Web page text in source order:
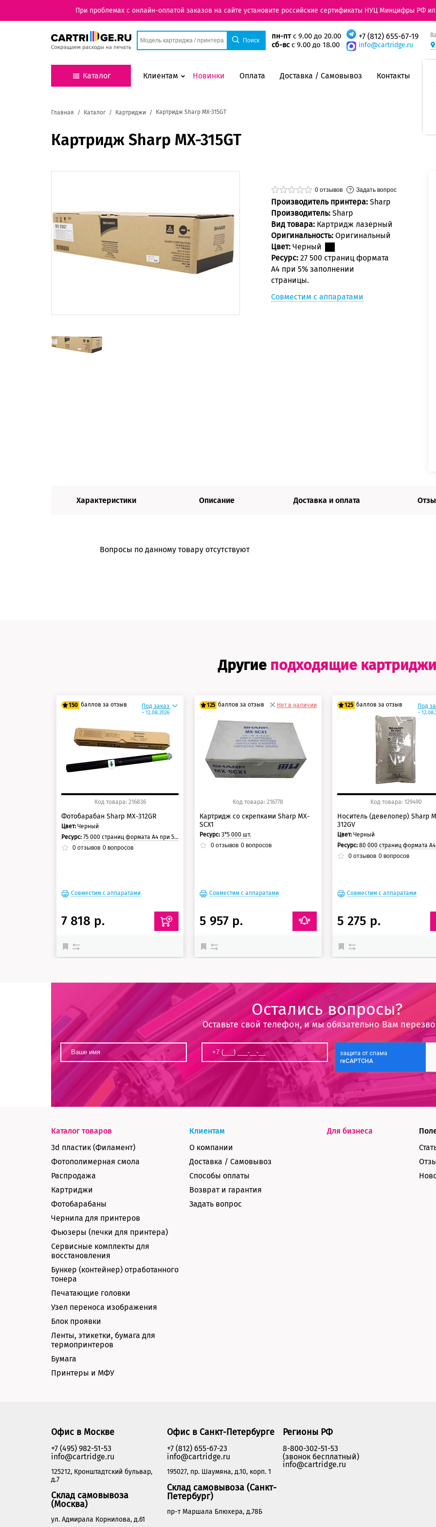
При проблемах с онлайн-оплатой заказов на сайте установите российские сертификаты НУЦ Минцифры РФ
пн-птс 9.00 до 20.00
сб-всс 9.00 до 18.00
+7 (812) 655-67-19
info@cartridge.ru
Каталог Клиентам Новинки Оплата Доставка / Самовывоз Контакты
Главная Каталог Картриджи Картридж Sharp MX-315GT
Картридж Sharp MX-315GT
0 отзывов Задать вопрос
Производитель принтера: Sharp
Производитель: Sharp
Вид товара: Картридж лазерный
Оригинальность: Оригинальный
Цвет: Черный
Ресурс: 27 500 страниц формата
А4 при 5% заполнении
страницы.
Совместим с аппаратами
Характеристики Описание Доставка и оплата
Вопросы по данному товару отсутствуют
Другие подходящие картриджи
150 баллов за отзыв
125 баллов
150 баллов
Под заказ
~ 12.08.2026
Код товара: 216836
Фотобарабан Sharp MX-312GR
Цвет: Черный
Ресурс:75 000 страниц формата А4 при 5% заполнении страницы.
0 отзывов 0 вопросов
Совместим с аппаратами
7 818 р.
125 баллов за отзыв
100 баллов
125 баллов
Нет в наличии
Код товара: 216778
Картридж со скрепками Sharp MX-
SCX1
Ресурс: 3*5 000 шт.
0отзывов 0вопросов
Совместим с аппаратами
5 957 р.
125 баллов за отзыв
100 баллов
125 баллов
Под
~
Код товара: 129490
Носитель (девелопер) Sharp
312GV
Цвет: Черный
Ресурс:80 000 страниц формата А4 при 5% заполнении
0 отзывов 0 вопросов
Совместим с аппаратами
5 275 р.
Остались вопросы?
Оставьте свой телефон, и мы обязательно Вам
Каталог товаров
3d пластик (Филамент)
Фотополимерная смола
Распродажа
Картриджи
Фотобарабаны
Чернила для принтеров
Фьюзеры (печки для принтера)
Сервисные комплекты для
восстановления
Бункер (контейнер) отработанного
тонера
Печатающие головки
Узел переноса изображения
Блок проявки
Ленты, этикетки, бумага для
термопринтеров
Бумага
Принтеры и МФУ
Клиентам
О компании
Доставка / Самовывоз
Способы оплаты
Возврат и гарантия
Задать вопрос
Для бизнеса
Офис в Москве
+7 (495) 982-51-53
info@cartridge.ru
125212, Кронштадтский бульвар,
д.7
Склад самовывоза
(Москва)
ул. Адмирала Корнилова, д.61
Офис в Санкт-Петербурге
+7 (812) 655-67-23
info@cartridge.ru
195027, пр. Шаумяна, д.10, корп. 1
Склад самовывоза (Санкт-
Петербург)
пр-т Маршала Блюхера, д.78Б
Регионы РФ
8-800-302-51-53
(звонок бесплатный)
info@cartridge.ru